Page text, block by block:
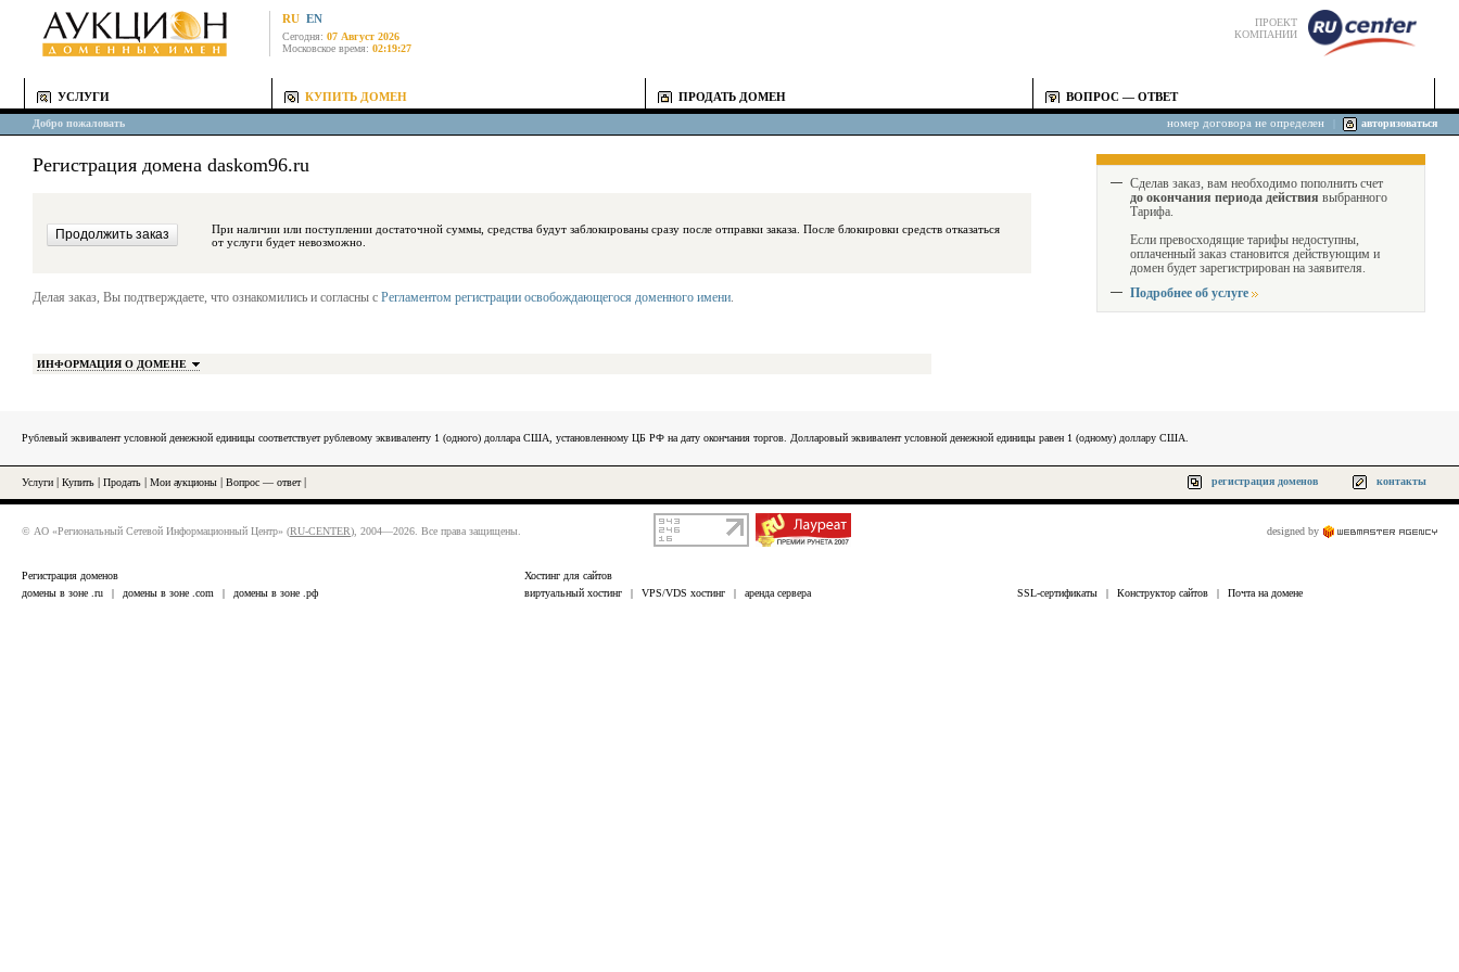
RU EN
Сегодня: 07 Август 2026
Московское время: 02:19:27
ПРОЕКТ
КОМПАНИИ
УСЛУГИ КУПИТЬ ДОМЕН ПРОДАТЬ ДОМЕН ВОПРОС — ОТВЕТ
Добро пожаловать номер договора не определен авторизоваться
Регистрация домена daskom96.ru
При наличии или поступлении достаточной суммы, средства будут заблокированы сразу после отправки заказа. После блокировки средств отказаться
от услуги будет невозможно.
Делая заказ, Вы подтверждаете, что ознакомились и согласны с Регламентом регистрации освобождающегося доменного имени.
ИНФОРМАЦИЯ О ДОМЕНЕ
Сделав заказ, вам необходимо пополнить счет
до окончания периода действия выбранного
Тарифа.
Если превосходящие тарифы недоступны,
оплаченный заказ становится действующим и
домен будет зарегистрирован на заявителя.
Подробнее об услуге
Рублевый эквивалент условной денежной единицы соответствует рублевому эквиваленту 1 (одного) доллара США, установленному ЦБ РФ на дату окончания торгов. Долларовый эквивалент условной денежной единицы равен 1 (одному) доллару США.
Услуги Купить Продать Мои аукционы Вопрос — ответ| регистрация доменов контакты
© АО «Региональный Сетевой Информационный Центр» (RU-CENTER), 2004—2026. Все права защищены. designed by
Регистрация доменов
домены в зоне .ru
| домены в зоне .com | домены в зоне .рф
Хостинг для сайтов
виртуальный хостинг
| VPS/VDS хостинг | аренда сервера SSL-сертификаты | Конструктор сайтов | Почта на домене